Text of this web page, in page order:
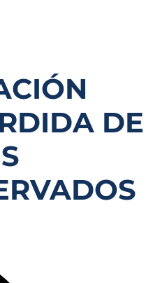
DE